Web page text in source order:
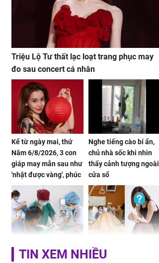
Triệu Lộ Tư thất lạc loạt trang phục may
đo sau concert cá nhân
Kể từ ngày mai, thứ
Năm 6/8/2026, 3 con
giáp may mắn sau như
'nhặt được vàng', phúc
khí tràn đầy, dễ giàu sụ
chỉ sau một đêm
Nghe tiếng cào bí ẩn,
chủ nhà sốc khi nhìn
thấy cảnh tượng ngoài
cửa sổ
Bé trai 2 tuổi biến
dạng gương mặt khi bị
Danh tính nữ diễn viên
nổi tiếng gặp tai nạn,
TIN XEM NHIỀU